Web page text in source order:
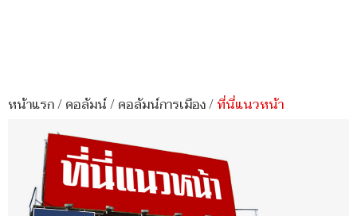
หน้าแรก/คอลัมน์/คอลัมน์การเมือง/ที่นี่แนวหน้า